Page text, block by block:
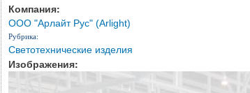
Компания:
ООО "Арлайт Рус" (Arlight)
Рубрика:
Светотехнические изделия
Изображения: